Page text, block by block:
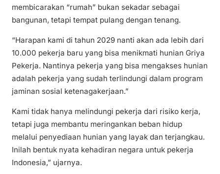
membicarakan “rumah” bukan sekadar sebagai
bangunan, tetapi tempat pulang dengan tenang.
“Harapan kami di tahun 2029 nanti akan ada lebih dari
10.000 pekerja baru yang bisa menikmati hunian Griya
Pekerja. Nantinya pekerja yang bisa mengakses hunian
adalah pekerja yang sudah terlindungi dalam program
jaminan sosial ketenagakerjaan.”
Kami tidak hanya melindungi pekerja dari risiko kerja,
tetapi juga membantu meringankan beban hidup
melalui penyediaan hunian yang layak dan terjangkau.
Inilah bentuk nyata kehadiran negara untuk pekerja
Indonesia,” ujarnya.